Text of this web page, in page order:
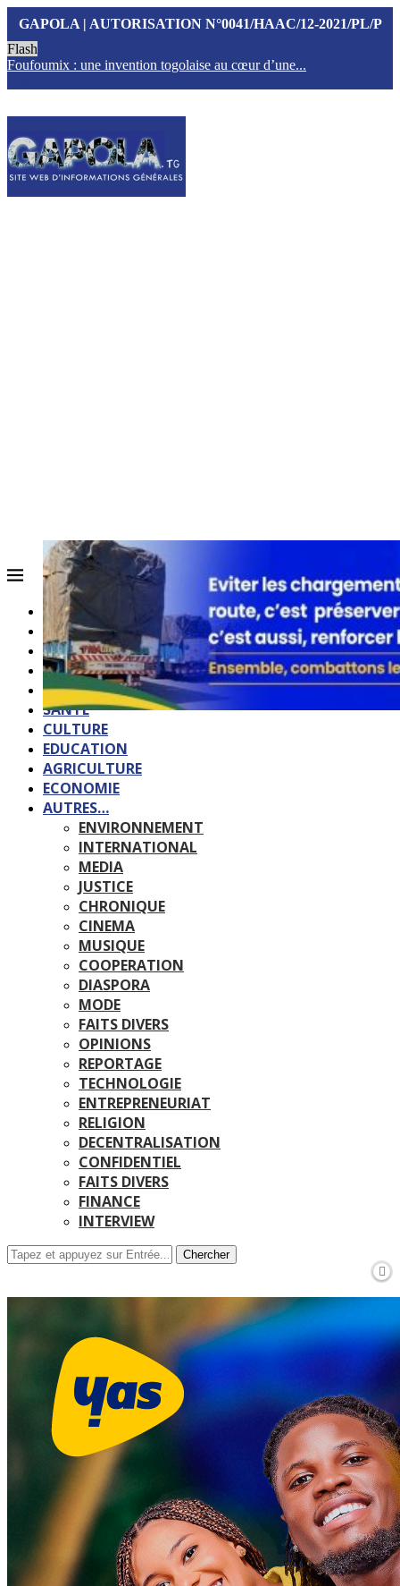
GAPOLA | AUTORISATION N°0041/HAAC/12-2021/PL/P
Flash
Foufoumix : une invention togolaise au cœur d’une...
ACCUEIL
QUI SOMMES-NOUS?
POLITIQUE
SOCIETE
SPORTS
SANTE
CULTURE
EDUCATION
AGRICULTURE
ECONOMIE
AUTRES…
ENVIRONNEMENT
INTERNATIONAL
MEDIA
JUSTICE
CHRONIQUE
CINEMA
MUSIQUE
COOPERATION
DIASPORA
MODE
FAITS DIVERS
OPINIONS
REPORTAGE
TECHNOLOGIE
ENTREPRENEURIAT
RELIGION
DECENTRALISATION
CONFIDENTIEL
FAITS DIVERS
FINANCE
INTERVIEW
Chercher